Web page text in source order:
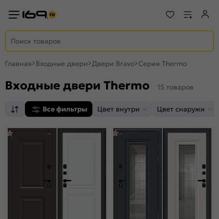
Главная Входные двери Двери Bravo Серия Thermo
Входные двери Thermo 15 товаров
Все фильтры Цвет внутри Цвет снаружи